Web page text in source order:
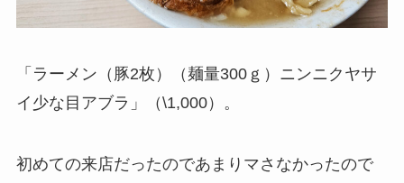
「ラーメン（豚2枚）（麺量300ｇ）ニンニクヤサ
イ少な目アブラ」（\1,000）。
初めての来店だったのであまりマさなかったので